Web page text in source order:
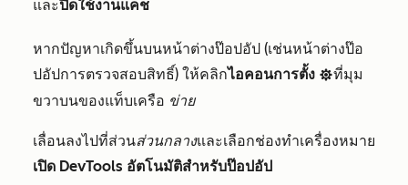
และปิดใช้งานแคช
หากปัญหาเกิดขึ้นบนหน้าต่างป๊อปอัป (เช่นหน้าต่างป๊อ
ปอัปการตรวจสอบสิทธิ์) ให้คลิกไอคอนการตั้ง settingsที่มุม
ขวาบนของแท็บเครือ ข่าย
เลื่อนลงไปที่ส่วนส่วนกลางและเลือกช่องทำเครื่องหมาย
เปิด DevTools อัตโนมัติสำหรับป๊อปอัป